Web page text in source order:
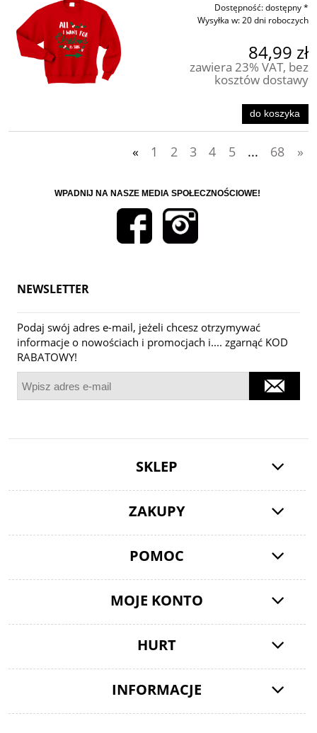
Dostępność:dostępny *
Wysyłka w:20 dni roboczych
84,99 zł
zawiera 23% VAT, bez
kosztów dostawy
do koszyka
« 1 2 3 4 5 ... 68 »
WPADNIJ NA NASZE MEDIA SPOŁECZNOŚCIOWE!
NEWSLETTER
Podaj swój adres e-mail, jeżeli chcesz otrzymywać
informacje o nowościach i promocjach i.... zgarnąć KOD
RABATOWY!
SKLEP
ZAKUPY
POMOC
MOJE KONTO
HURT
INFORMACJE